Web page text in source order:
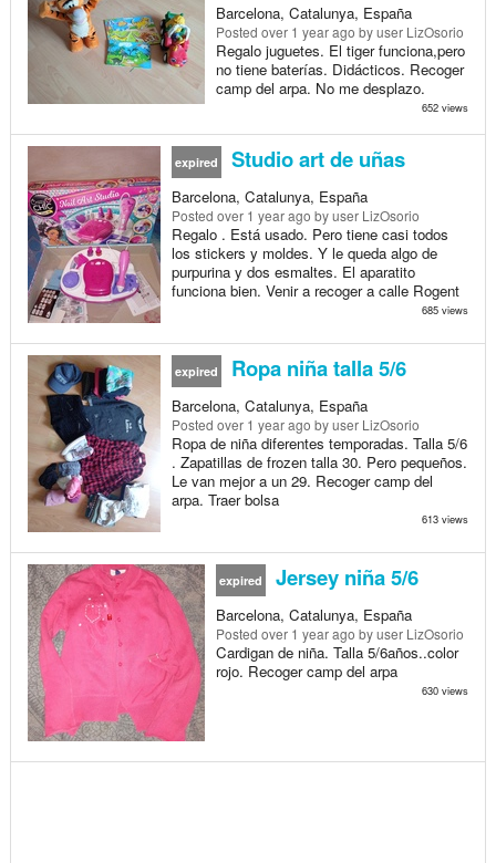
Barcelona, Catalunya, España
Posted over 1 year ago by user LizOsorio
Regalo juguetes. El tiger funciona,pero
no tiene baterías. Didácticos. Recoger
camp del arpa. No me desplazo.
652 views
expired Studio art de uñas
Barcelona, Catalunya, España
Posted over 1 year ago by user LizOsorio
Regalo . Está usado. Pero tiene casi todos
los stickers y moldes. Y le queda algo de
purpurina y dos esmaltes. El aparatito
funciona bien. Venir a recoger a calle Rogent
685 views
expired Ropa niña talla 5/6
Barcelona, Catalunya, España
Posted over 1 year ago by user LizOsorio
Ropa de niña diferentes temporadas. Talla 5/6
. Zapatillas de frozen talla 30. Pero pequeños.
Le van mejor a un 29. Recoger camp del
arpa. Traer bolsa
613 views
expired Jersey niña 5/6
Barcelona, Catalunya, España
Posted over 1 year ago by user LizOsorio
Cardigan de niña. Talla 5/6años..color
rojo. Recoger camp del arpa
630 views